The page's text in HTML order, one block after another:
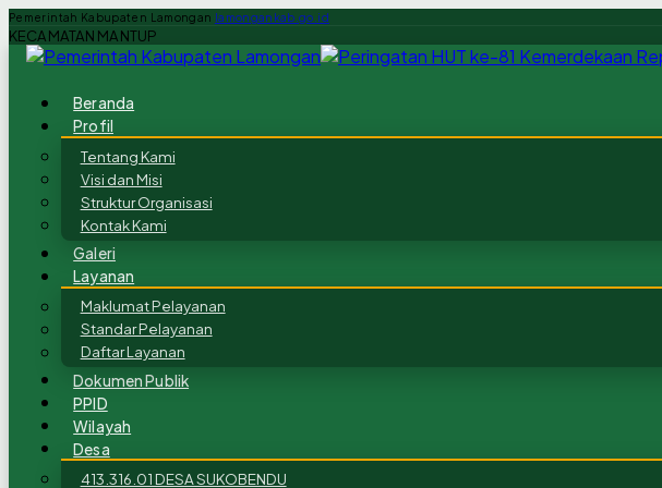
Pemerintah Kabupaten Lamongan lamongankab.go.id
KECAMATAN MANTUP
Beranda
Profil
Tentang Kami
Visi dan Misi
Struktur Organisasi
Kontak Kami
Galeri
Layanan
Maklumat Pelayanan
Standar Pelayanan
Daftar Layanan
Dokumen Publik
PPID
Wilayah
Desa
413.316.01 DESA SUKOBENDU